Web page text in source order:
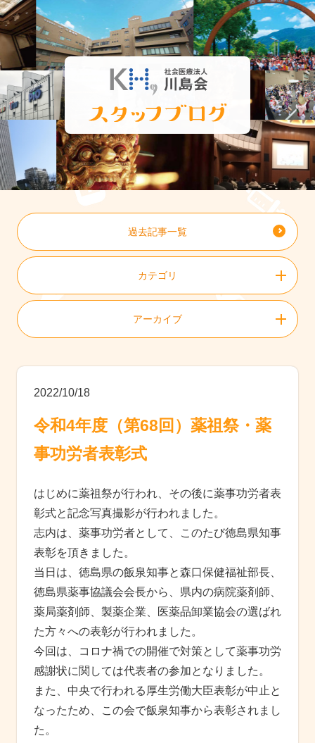
過去記事一覧
カテゴリ
アーカイブ
2022/10/18
令和4年度（第68回）薬祖祭・薬
事功労者表彰式
はじめに薬祖祭が行われ、その後に薬事功労者表
彰式と記念写真撮影が行われました。
志内は、薬事功労者として、このたび徳島県知事
表彰を頂きました。
当⽇は、徳島県の飯泉知事と森口保健福祉部⻑、
徳島県薬事協議会会⻑から、県内の病院薬剤師、
薬局薬剤師、製薬企業、医薬品卸業協会の選ばれ
た⽅々への表彰が⾏われました。
今回は、コロナ禍での開催で対策として薬事功労
感謝状に関しては代表者の参加となりました。
また、中央で行われる厚生労働大臣表彰が中止と
なったため、この会で飯泉知事から表彰されまし
た。